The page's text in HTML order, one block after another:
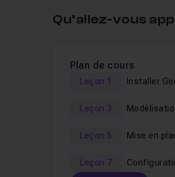
Installation des outils
Création du personnage
Programmation des
Création d'une interface,
Objets interactifs et
Qu’allez-vous
Plan de cours
Leçon 1
Leçon 3
Leçon 5
Leçon 7